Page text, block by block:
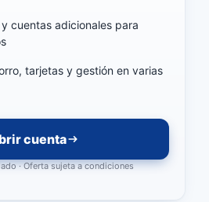
cuentas adicionales para
tarjetas y gestión en varias
cuenta
· Oferta sujeta a condiciones